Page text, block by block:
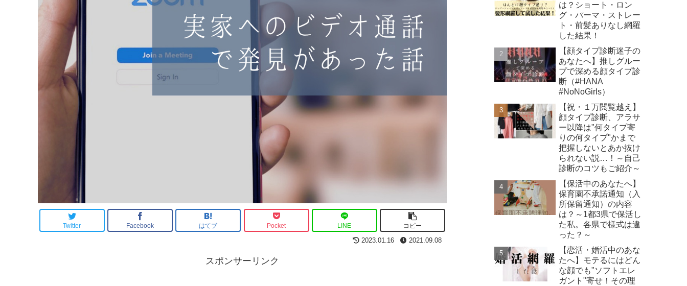
Twitter Facebook はてブ Pocket LINE コピー
2023.01.16 2021.09.08
スポンサーリンク
は？ショート・ロン
グ・パーマ・ストレー
ト・前髪ありなし網羅
した結果！
【顔タイプ診断迷子の
あなたへ】推しグルー
プで深める顔タイプ診
断（#HANA
#NoNoGirls）
【祝・１万閲覧越え】
顔タイプ診断、アラサ
ー以降は"何タイプ寄
りの何タイプ"かまで
把握しないとあか抜け
られない説…！～自己
診断のコツもご紹介～
【保活中のあなたへ】
保育園不承諾通知（入
所保留通知）の内容
は？～1都3県で保活し
た私。各県で様式は違
った？～
【恋活・婚活中のあな
たへ】モテるにはどん
な顔でも"ソフトエレ
ガント"寄せ！その理